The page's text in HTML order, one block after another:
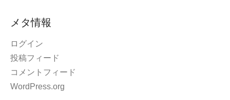
メタ情報
ログイン
投稿フィード
コメントフィード
WordPress.org